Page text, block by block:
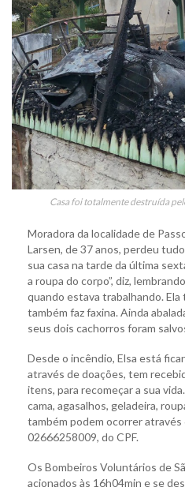
Casa foi totalmente destruída
Moradora da localidade de
Larsen, de 37 anos, perdeu
sua casa na tarde da última
a roupa do corpo”, diz,
quando estava trabalhando. Ela
também faz faxina. Ainda
seus dois cachorros foram
Desde o incêndio, Elsa está
através de doações, tem
itens, para recomeçar a sua
cama, agasalhos, geladeira,
também podem ocorrer através
02666258009, do CPF.
Os Bombeiros Voluntários de
acionados às 16h04min e se